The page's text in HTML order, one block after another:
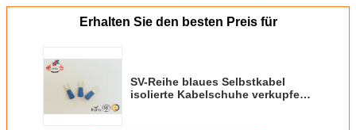
Erhalten Sie den besten Preis für
SV-Reihe blaues Selbstkabel
isolierte Kabelschuhe verkupfern